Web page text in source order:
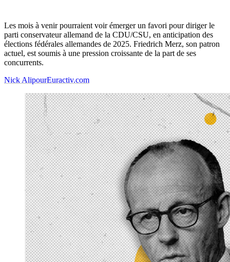
Les mois à venir pourraient voir émerger un favori pour diriger le
parti conservateur allemand de la CDU/CSU, en anticipation des
élections fédérales allemandes de 2025. Friedrich Merz, son patron
actuel, est soumis à une pression croissante de la part de ses
concurrents.
Nick AlipourEuractiv.com